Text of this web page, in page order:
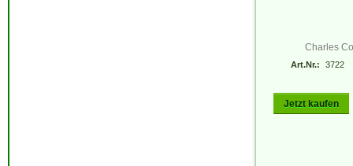
Charles
Art.Nr.: 3722
Jetzt kaufen